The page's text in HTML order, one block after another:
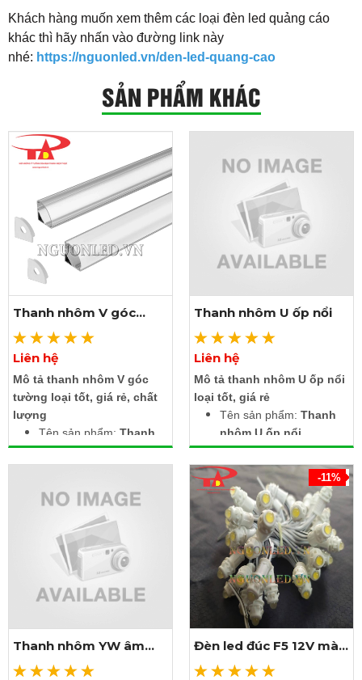
​Khách hàng muốn xem thêm các loại đèn led quảng cáo
khác thì hãy nhấn vào đường link này
nhé: https://nguonled.vn/den-led-quang-cao
SẢN PHẨM KHÁC
Xem thêm ảnh
Thanh nhôm V góc
tường
Liên hệ
Mô tả thanh nhôm V góc
tường loại tốt, giá rẻ, chất
lượng
Tên sản phẩm: Thanh
nhôm V góc tường
Kích thước 2 cạnh: 15.8
Lọt lòng: 10.5 mm
Chiều dài thanh: 1m, 2m,
Chất liệu: Thân hợp kim
nhôm + nắp nhựa
Màu nắp: Trắng đục,
Phụ kiện kèm theo: Đầu
bịt, nắp nhựa, móc kẹp
Có thể cắt ngắn tùy theo
Xem thêm ảnh
Thanh nhôm U ốp nổi
Liên hệ
Mô tả thanh nhôm U ốp nổi
loại tốt, giá rẻ
Tên sản phẩm: Thanh
nhôm U ốp nổi
Kích thước: Rộng 17.4 x
Cao 7 x Lọt lòng 12.4
mm (17x7)
Chiều dài thanh: 1m, 2m,
3m
Chất liệu: Thân hợp kim
nhôm + nắp nhựa
Màu nắp: Trắng đục,
trong suốt
Có thể cắt ngắn tùy theo
nơi cài đặt
Có 2 đầu bịt và 1 nắp
nhựa
Thanh nhôm YW âm
tường
-11%
Đèn led đúc F5 12V màu
vàng nắng